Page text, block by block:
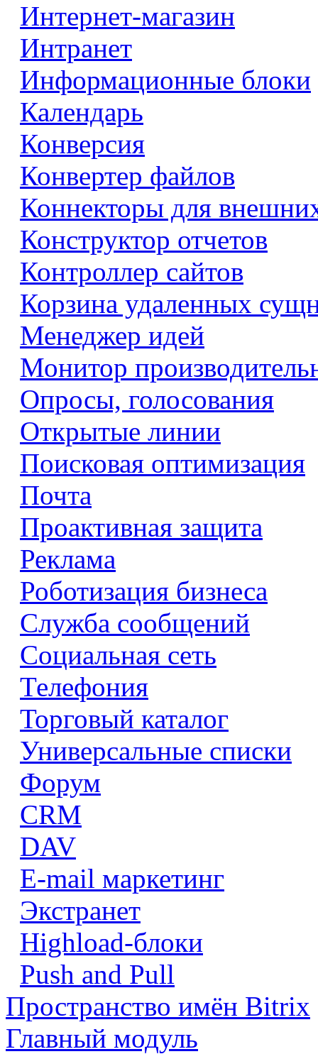
Интернет-магазин
Интранет
Информационные блоки
Календарь
Конверсия
Конвертер файлов
Коннекторы для
Конструктор отчетов
Контроллер сайтов
Корзина удаленных
Менеджер идей
Монитор
Опросы, голосования
Открытые линии
Поисковая оптимизация
Почта
Проактивная защита
Реклама
Роботизация бизнеса
Служба сообщений
Социальная сеть
Телефония
Торговый каталог
Универсальные списки
Форум
CRM
DAV
E-mail маркетинг
Экстранет
Highload-блоки
Push and Pull
Пространство имён Bitrix
Главный модуль